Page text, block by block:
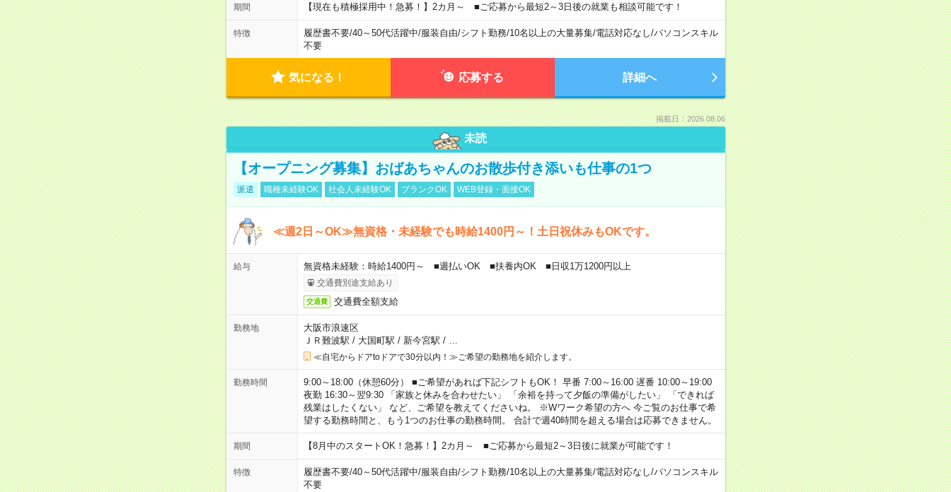
期間 【現在も積極採用中！急募！】2カ月～ ■ご応募から最短2～3日後の就業も相談可能です！
特徴 履歴書不要/40～50代活躍中/服装自由/シフト勤務/10名以上の大量募集/電話対応なし/パソコンスキル
不要
気になる！ 応募する 詳細へ
掲載日：2026.08.06
未読
【オープニング募集】おばあちゃんのお散歩付き添いも仕事の1つ
派遣 職種未経験OK 社会人未経験OK ブランクOK WEB登録・面接OK
≪週2日～OK≫無資格・未経験でも時給1400円～！土日祝休みもOKです。
給与 無資格未経験：時給1400円～ ■週払いOK ■扶養内OK ■日収1万1200円以上
交通費別途支給あり
交通費 交通費全額支給
勤務地
大阪市浪速区
ＪＲ難波駅 / 大国町駅 / 新今宮駅 /
≪自宅からドアtoドアで30分以内！≫ご希望の勤務地を紹介します。
勤務時間
9:00～18:00（休憩60分） ■ご希望があれば下記シフトもOK！ 早番 7:00～16:00 遅番 10:00～19:00
夜勤 16:30～翌9:30 「家族と休みを合わせたい」 「余裕を持って夕飯の準備がしたい」 「できれば
残業はしたくない」 など、ご希望を教えてくださいね。 ※Wワーク希望の方へ 今ご覧のお仕事で希
望する勤務時間と、もう1つのお仕事の勤務時間。 合計で週40時間を超える場合は応募できません。
期間 【8月中のスタートOK！急募！】2カ月～ ■ご応募から最短2～3日後に就業が可能です！
特徴 履歴書不要/40～50代活躍中/服装自由/シフト勤務/10名以上の大量募集/電話対応なし/パソコンスキル
不要